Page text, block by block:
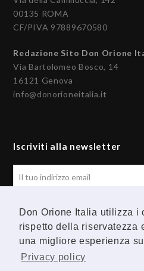
Don Orione Italia utilizza i
rispetto della riservatezza
una migliore esperienza
Privacy policy
00135 ROMA
CF/PIVA 97889670580
Redazione Sito Don Orione
Via Bartolomeo Bosco, 14
16121 Genova
info@donorioneitalia.it
Iscriviti alla newsletter
Seguici
F